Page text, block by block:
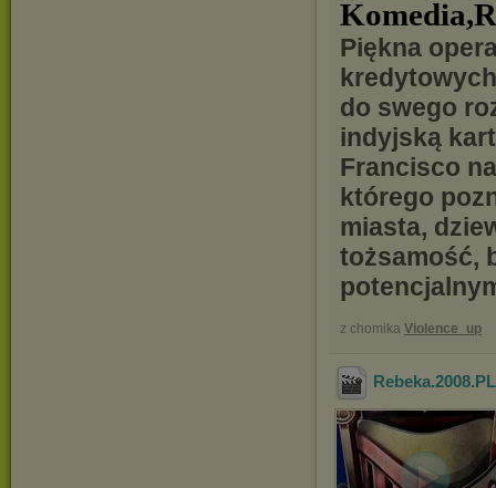
Piękna
do swego
indyjską
Francisco
którego
miasta,
tożsamość,
z chomika Violence_up